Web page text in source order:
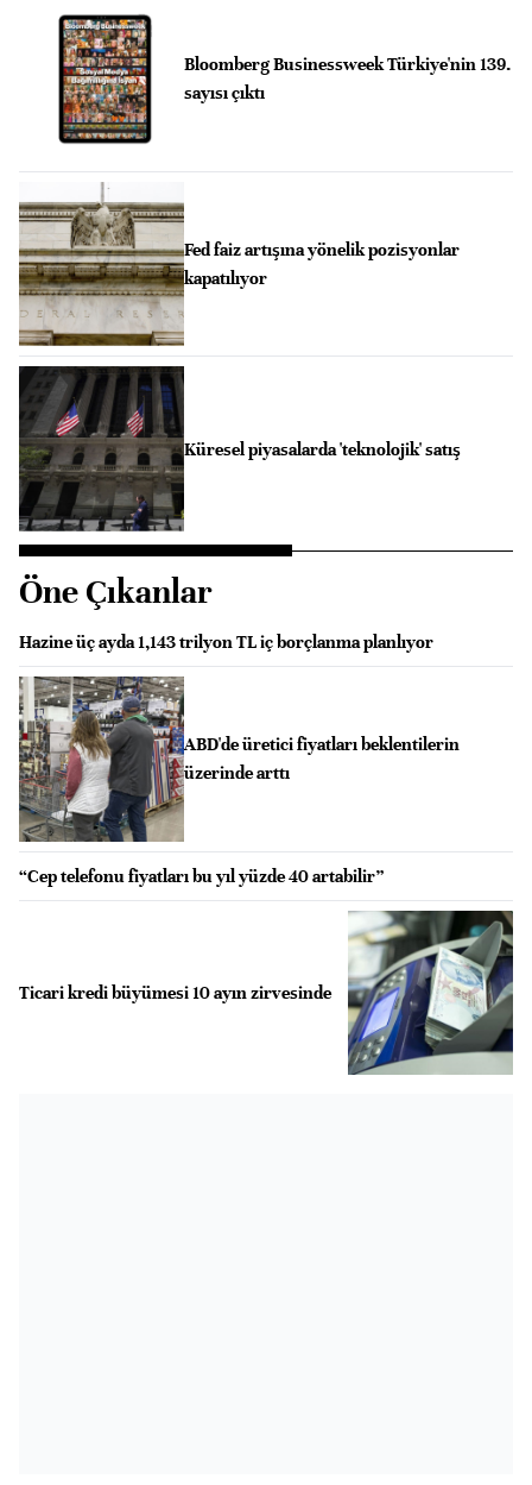
Bloomberg Businessweek Türkiye'nin 139.
sayısı çıktı
Fed faiz artışına yönelik pozisyonlar
kapatılıyor
Küresel piyasalarda 'teknolojik' satış
Öne Çıkanlar
Hazine üç ayda 1,143 trilyon TL iç borçlanma planlıyor
ABD'de üretici fiyatları beklentilerin
üzerinde arttı
“Cep telefonu fiyatları bu yıl yüzde 40 artabilir”
Ticari kredi büyümesi 10 ayın zirvesinde